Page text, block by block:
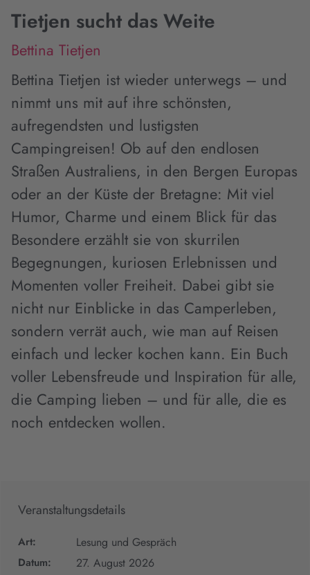
Tietjen sucht das Weite
Bettina Tietjen
Bettina Tietjen ist wieder unterwegs – und
nimmt uns mit auf ihre schönsten,
aufregendsten und lustigsten
Campingreisen! Ob auf den endlosen
Straßen Australiens, in den Bergen Europas
oder an der Küste der Bretagne: Mit viel
Humor, Charme und einem Blick für das
Besondere erzählt sie von skurrilen
Begegnungen, kuriosen Erlebnissen und
Momenten voller Freiheit. Dabei gibt sie
nicht nur Einblicke in das Camperleben,
sondern verrät auch, wie man auf Reisen
einfach und lecker kochen kann. Ein Buch
voller Lebensfreude und Inspiration für alle,
die Camping lieben – und für alle, die es
noch entdecken wollen.
Veranstaltungsdetails
Art: Lesung und Gespräch
Datum: 27. August 2026